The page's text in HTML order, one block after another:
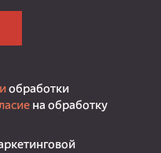
обработки
на обработку